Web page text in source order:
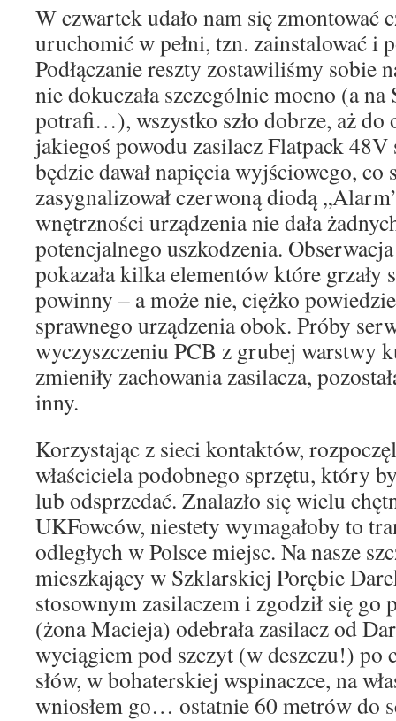
W czwartek udało nam się zmontować
uruchomić w pełni, tzn. zainstalować i
Podłączanie reszty zostawiliśmy sobie
nie dokuczała szczególnie mocno (a
potrafi…), wszystko szło dobrze, aż do
jakiegoś powodu zasilacz Flatpack 48V
będzie dawał napięcia wyjściowego, co
zasygnalizował czerwoną diodą
wnętrzności urządzenia nie dała
potencjalnego uszkodzenia.
pokazała kilka elementów które grzały
powinny – a może nie, ciężko
sprawnego urządzenia obok. Próby
wyczyszczeniu PCB z grubej warstwy
zmieniły zachowania zasilacza,
inny.
Korzystając z sieci kontaktów,
właściciela podobnego sprzętu, który
lub odsprzedać. Znalazło się wielu
UKFowców, niestety wymagałoby to
odległych w Polsce miejsc. Na nasze
mieszkający w Szklarskiej Porębie
stosownym zasilaczem i zgodził się go
(żona Macieja) odebrała zasilacz od
wyciągiem pod szczyt (w deszczu!) po
słów, w bohaterskiej wspinaczce, na
wniosłem go… ostatnie 60 metrów do